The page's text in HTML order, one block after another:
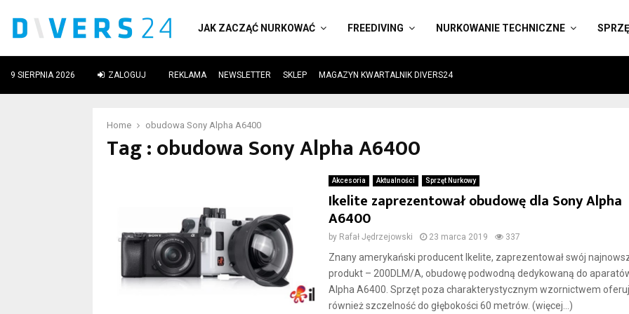
JAK ZACZĄĆ NURKOWAĆ FREEDIVING NURKOWANIE TECHNICZNE
9 SIERPNIA 2026 ZALOGUJ REKLAMA NEWSLETTER SKLEP MAGAZYN KWARTALNIK DIVERS24
Home obudowa Sony Alpha A6400
Tag : obudowa Sony Alpha A6400
Akcesoria Aktualności Sprzęt Nurkowy
Ikelite zaprezentował obudowę dla Sony Alpha
A6400
by Rafał Jędrzejowski 23 marca 2019 337
Znany amerykański producent Ikelite, zaprezentował swój
produkt – 200DLM/A, obudowę podwodną dedykowaną do
Alpha A6400. Sprzęt poza charakterystycznym wzornictwem
również szczelność do głębokości 60 metrów. (więcej…)